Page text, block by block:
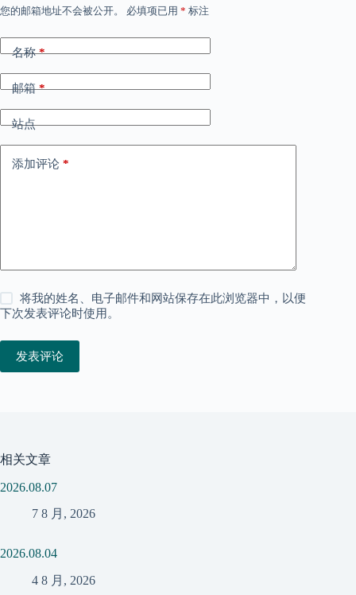
您的邮箱地址不会被公开。 必填项已用 * 标注
名称*
邮箱*
站点
添加评论 *
将我的姓名、电子邮件和网站保存在此浏览器中，以便
下次发表评论时使用。
发表评论
相关文章
2026.08.07
7 8 月, 2026
2026.08.04
4 8 月, 2026